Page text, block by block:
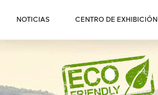
NOTICIAS CENTRO DE EXHIBICIÓN